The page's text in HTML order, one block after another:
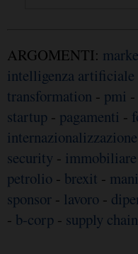
ARGOMENTI:
intelligenza artificiale
transformation - pmi -
startup - pagamenti -
internazionalizzazione
security - immobiliare
petrolio - brexit -
sponsor - lavoro -
- b-corp - supply chain